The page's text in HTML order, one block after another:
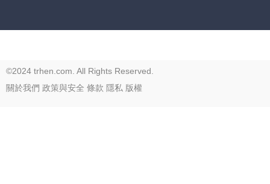
©2024 trhen.com. All Rights Reserved.
關於我們 政策與安全 條款 隱私 版權